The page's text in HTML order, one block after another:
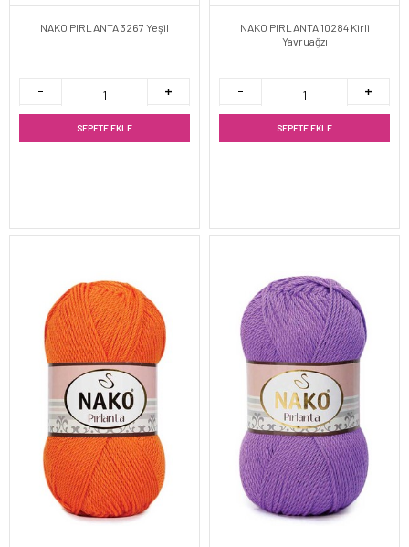
NAKO PIRLANTA 3267 Yeşil
SEPETE EKLE
NAKO PIRLANTA 10284 Kirli
Yavruağzı
SEPETE EKLE